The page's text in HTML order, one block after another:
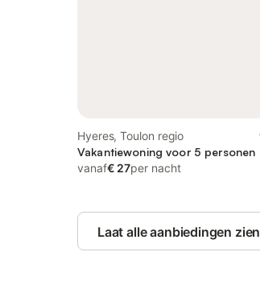
Hyeres, Toulon regio
Vakantiewoning voor 5 personen
vanaf€ 27per nacht
Laat alle aanbiedingen zien